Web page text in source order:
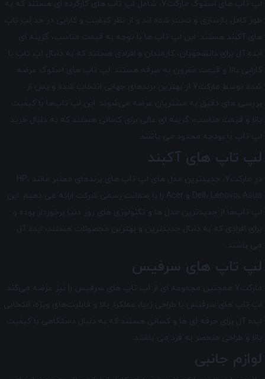
لپ تاپ های استوک مارکت7، شامل لپ تاپ های کارکرده ای هستند که به
طور کامل بازسازی و تست شده اند و از نظر کیفیت و کارایی در حد لپ تاپ
های آکبند هستند. این لپ تاپ ها با توجه به قیمت مناسب، گزینه ای
ایده آل برای دانشجویان، کارمندان و افرادی هستند که به دنبال لپ تاپ با
کارایی بالا و قیمت مقرون به صرفه هستند. لپ تاپ‌ های استوک عرضه
شده توسط مارکت7 از بهترین برندهای جهانی انتخاب شده و پس از
بررسی‌ های دقیق به مشتریان عرضه می‌شوند. این لپ تاپ‌ها با کیفیت
بالا و قیمت مناسب، گزینه ‌ای عالی برای کسانی هستند که به دنبال خرید
لپ تاپ با بودجه محدود می‌ باشند.
لپ تاپ های آکبند
در مارکت7، جدیدترین مدل های لپ تاپ های برندهای معتبر مانند HP،
Dell، Lenovo، Asus و Acer را با ضمانت رسمی شرکت ارائه می دهیم. این
لپ تاپ‌ها از جدیدترین مدل ‌ها و تکنولوژی های روز دنیا برخوردار بوده و
برای افرادی که به دنبال جدیدترین و بهترین محصولات هستند، ایده آل
می ‌باشند.
لپ تاپ های سرفیس
مارکت7 همچنین مجموعه ای از لپ تاپ‌ های سرفیس را نیز عرضه می‌کند.
لپ تاپ‌ های سرفیس با طراحی زیبا، عملکرد بالا و قابلیت‌های ویژه، انتخابی
ایده آل برای حرفه ای ها و کسانی هستند که به دنبال دستگاهی با کیفیت
بالا و طراحی منحصر به فرد می باشند.
لوازم جانبی